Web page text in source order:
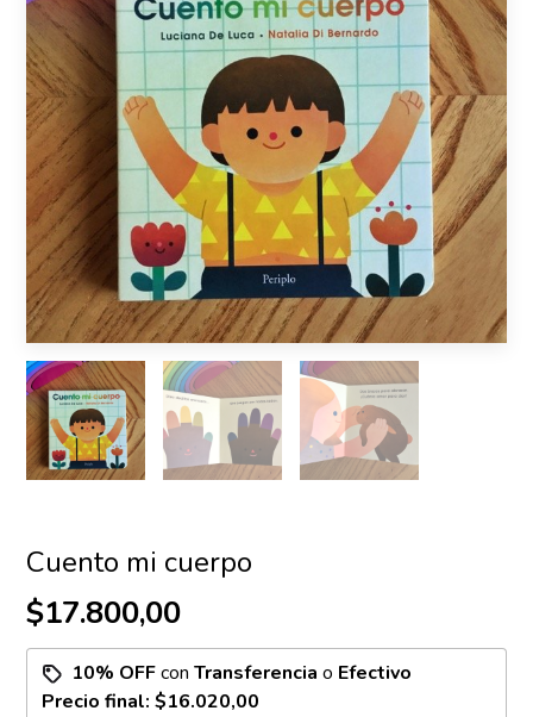
Cuento mi cuerpo
$17.800,00
10% OFFconTransferencia o Efectivo
Precio final:$16.020,00